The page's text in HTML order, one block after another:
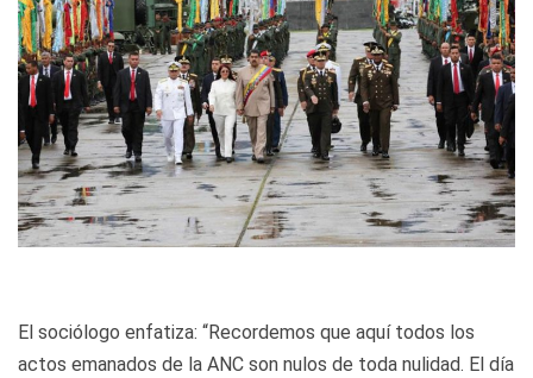
El sociólogo enfatiza: “Recordemos que aquí todos los
actos emanados de la ANC son nulos de toda nulidad. El día